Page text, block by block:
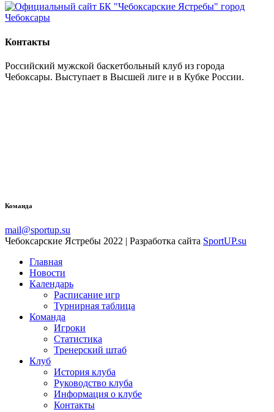
Контакты
Российский мужской баскетбольный клуб из города
Чебоксары. Выступает в Высшей лиге и в Кубке России.
Команда
mail@sportup.su
Чебоксарские Ястребы 2022 | Разработка сайта SportUP.su
Главная
Новости
Календарь
Расписание игр
Турнирная таблица
Команда
Игроки
Статистика
Тренерский штаб
Клуб
История клуба
Руководство клуба
Информация о клубе
Контакты